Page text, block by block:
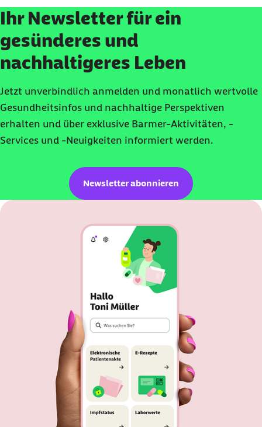
Ihr Newsletter für ein
gesünderes und
nachhaltigeres Leben
Jetzt unverbindlich anmelden und monatlich wertvolle
Gesundheitsinfos und nachhaltige Perspektiven
erhalten und über exklusive Barmer-Aktivitäten, -
Services und -Neuigkeiten informiert werden.
Newsletter abonnieren